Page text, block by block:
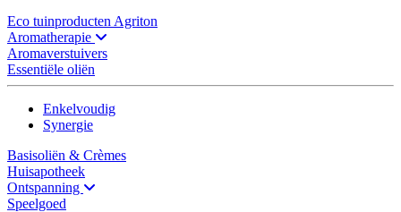
Eco tuinproducten Agriton
Aromatherapie
Aromaverstuivers
Essentiële oliën
Enkelvoudig
Synergie
Basisoliën & Crèmes
Huisapotheek
Ontspanning
Speelgoed